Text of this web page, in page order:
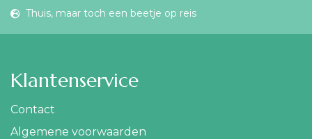
Thuis, maar toch een beetje op reis
Klantenservice
Contact
Algemene voorwaarden